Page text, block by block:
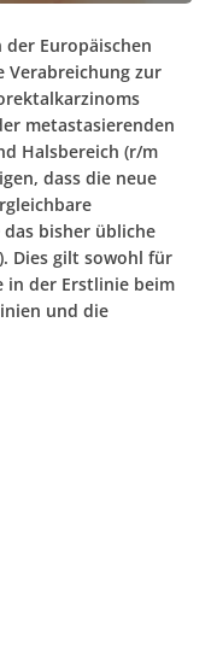
Europäischen
Verabreichung zur
metastasierenden
Halsbereich (r/m
dass die neue
bisher übliche
Dies gilt sowohl für
in der Erstlinie beim
und die